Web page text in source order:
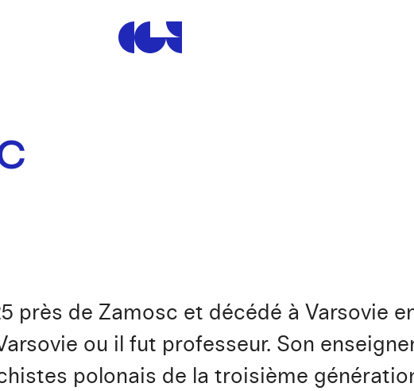
Centre de la Gravure et de l'Image
près de Zamosc et décédé à Varsovie
ou il fut professeur. Son
polonais de la troisième